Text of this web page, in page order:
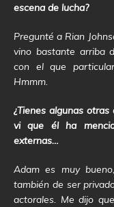
escena de lucha?
Pregunté a Rian
vino bastante arriba
con el que
Hmmm.
¿Tienes algunas
vi que él ha
externas…
Adam es muy
también de ser
actorales. Me dijo